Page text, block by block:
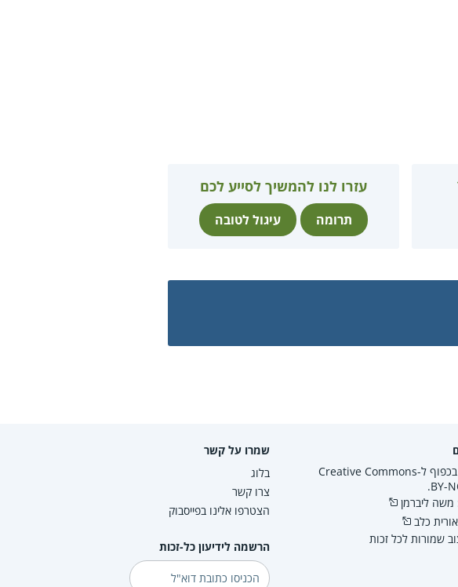
עזרו לנו להמשיך לסייע לכם
תרומה עיגול לטובה
התוכן מוגש בכפוף ל-Creative Commons
BY-
משה ליברמן
כלב
שמורות לכל זכות
שמרו על קשר
בלוג
צרו קשר
הצטרפו אלינו בפייסבוק
הרשמה לידיעון כל-זכות
דוא"ל